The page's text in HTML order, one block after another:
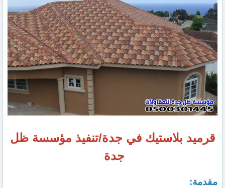
قرميد بلاستيك في جدة/تنفيذ مؤسسة ظل
جدة
مقدمة: